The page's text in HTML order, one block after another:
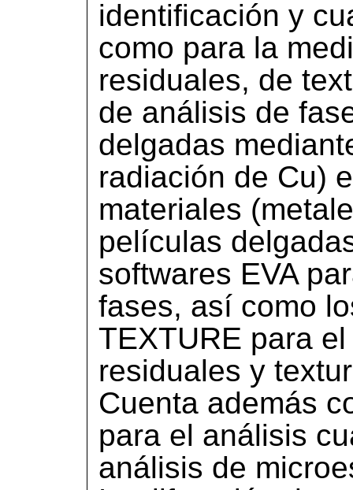
identificación y
como para la
residuales, de
de análisis de
delgadas
radiación de Cu)
materiales
películas
softwares EVA
fases, así como
TEXTURE para
residuales y
Cuenta además
para el análisis
análisis de